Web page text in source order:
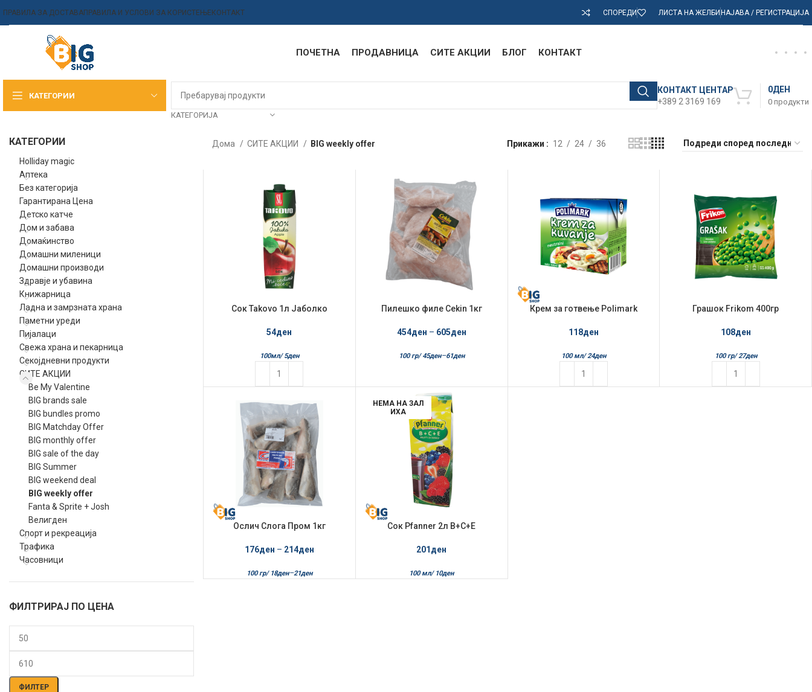
ПРАВИЛА ЗА ДОСТАВАПРАВИЛА И УСЛОВИ ЗА КОРИСТЕЊЕКОНТАКТ СПОРЕДИ ЛИСТА НА ЖЕЛБИНАЈАВА / РЕГИСТРАЦИЈА
ПОЧЕТНА ПРОДАВНИЦА СИТЕ АКЦИИ БЛОГ КОНТАКТ
КАТЕГОРИИ
КАТЕГОРИЈА
КОНТАКТ ЦЕНТАР
+389 2 3169 169
0 продукти
0ДЕН
КАТЕГОРИИ
Holliday magic
Аптека
Без категорија
Гарантирана Цена
Детско катче
Дом и забава
Домаќинство
Домашни миленици
Домашни производи
Здравје и убавина
Книжарница
Ладна и замрзната храна
Паметни уреди
Пијалаци
Свежа храна и пекарница
Секојдневни продукти
СИТЕ АКЦИИ
Be My Valentine
BIG brands sale
BIG bundles promo
BIG Matchday Offer
BIG monthly offer
BIG sale of the day
BIG Summer
BIG weekend deal
BIG weekly offer
Fanta & Sprite + Josh
Велигден
Спорт и рекреација
Трафика
Часовници
ФИЛТРИРАЈ ПО ЦЕНА
Мин.
цена
Макс.
цена
ФИЛТЕР
Дома СИТЕ АКЦИИ BIG weekly offer Прикажи 12 24 36
Сок Takovo 1л Јаболко
54ден
100мл/ 5ден
Пилешко филе Cekin 1кг
454ден – 605ден
100 гр/ 45ден–61ден
Крем за готвење Polimark
118ден
100 мл/ 24ден
Грашок Frikom 400гр
108ден
100 гр/ 27ден
Ослич Слога Пром 1кг
176ден – 214ден
100 гр/ 18ден–21ден
НЕМА НА ЗАЛ
ИХА
Сок Pfanner 2л B+C+E
201ден
100 мл/ 10ден